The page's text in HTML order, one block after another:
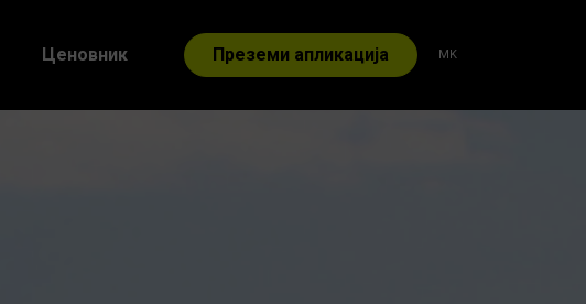
Ценовник Преземи апликација MK